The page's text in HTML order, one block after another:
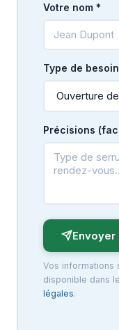
Votre nom *
Type de besoin
Précisions
Envoyer
Vos informations
disponible dans
légales.